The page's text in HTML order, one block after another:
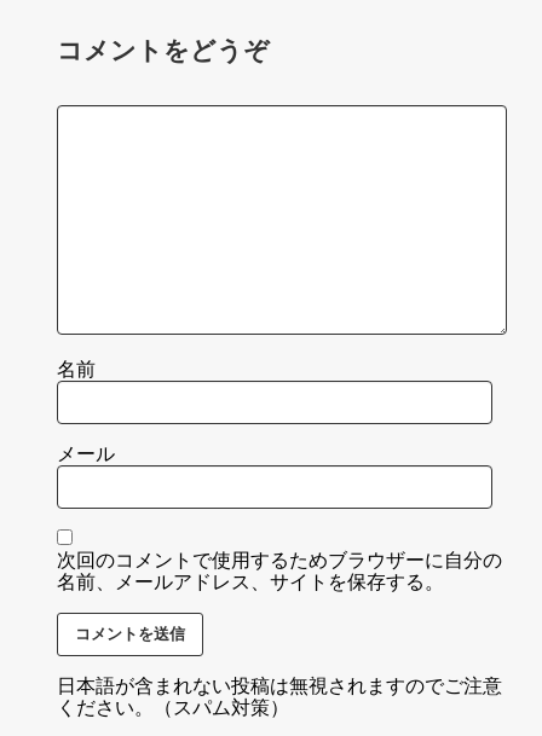
コメントをどうぞ
名前
メール
次回のコメントで使用するためブラウザーに自分の
名前、メールアドレス、サイトを保存する。
日本語が含まれない投稿は無視されますのでご注意
ください。（スパム対策）